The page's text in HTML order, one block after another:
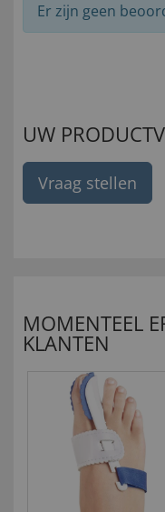
Er zijn geen
UW
Vraag stellen
MOMENTEEL
KLANTEN